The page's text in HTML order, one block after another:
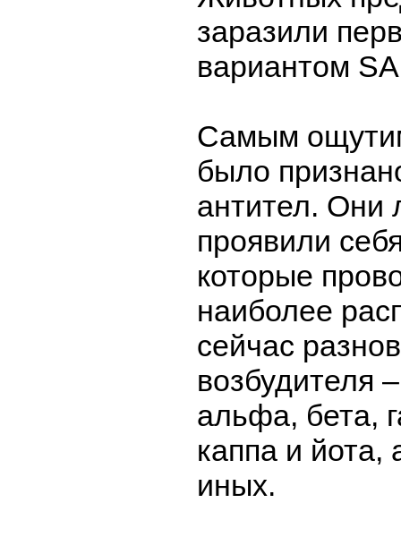
заразили
вариантом
Самым
было
антител. Они
проявили
которые
наиболее
сейчас
возбудителя
альфа, бета,
каппа и йота,
иных.